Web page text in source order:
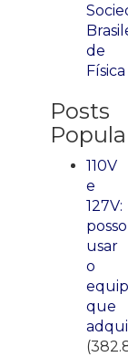
de
Física
Posts
110V
e
127V:
posso
usar
o
que